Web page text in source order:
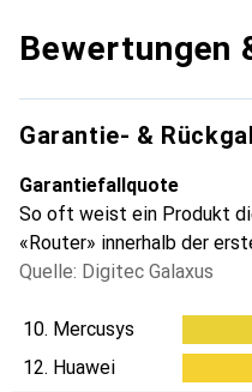
Bewertungen
Garantie- &
Garantiefallquote
So oft weist ein Produkt
«Router» innerhalb der
Quelle: Digitec Galaxus
10. Mercusys
12. Huawei